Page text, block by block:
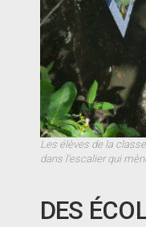
Les élèves de la
dans l’escalier qui
DES